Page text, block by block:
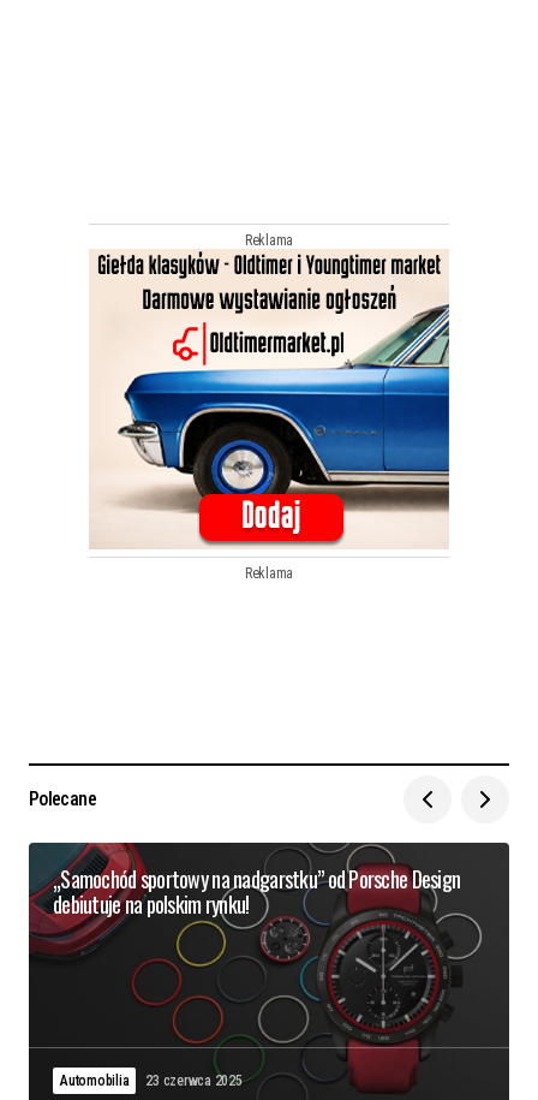
Reklama
Reklama
Polecane
„Samochód sportowy na nadgarstku” od Porsche Design
debiutuje na polskim rynku!
Automobilia 23 czerwca 2025